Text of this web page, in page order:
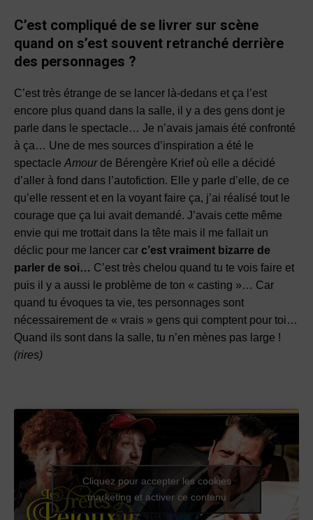
C’est compliqué de se livrer sur scène
quand on s’est souvent retranché derrière
des personnages ?
C’est très étrange de se lancer là-dedans et ça l’est
encore plus quand dans la salle, il y a des gens dont je
parle dans le spectacle… Je n’avais jamais été confronté
à ça… Une de mes sources d’inspiration a été le
spectacle Amourde Bérengère Krief où elle a décidé
d’aller à fond dans l’autofiction. Elle y parle d’elle, de ce
qu’elle ressent et en la voyant faire ça, j’ai réalisé tout le
courage que ça lui avait demandé. J’avais cette même
envie qui me trottait dans la tête mais il me fallait un
déclic pour me lancer car c’est vraiment bizarre de
parler de soi… C’est très chelou quand tu te vois faire et
puis il y a aussi le problème de ton « casting »… Car
quand tu évoques ta vie, tes personnages sont
nécessairement de « vrais » gens qui comptent pour toi…
Quand ils sont dans la salle, tu n’en mènes pas large !
(rires)
Cliquez pour accepter les cookies
marketing et activer ce contenu